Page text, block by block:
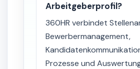
Arbeitgeberprofil?
360HR verbindet
Bewerbermanagement,
Prozesse und